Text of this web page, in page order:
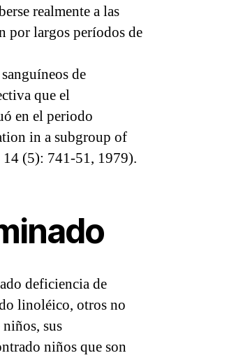
realmente a las
por largos períodos de
de
que el
en el periodo
in a subgroup of
(5): 741-51, 1979).
deficiencia de
linoléico, otros no
sus
niños que son